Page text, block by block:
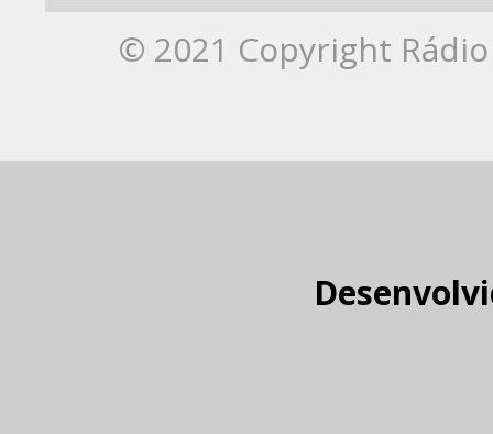
© 2021 Copyright